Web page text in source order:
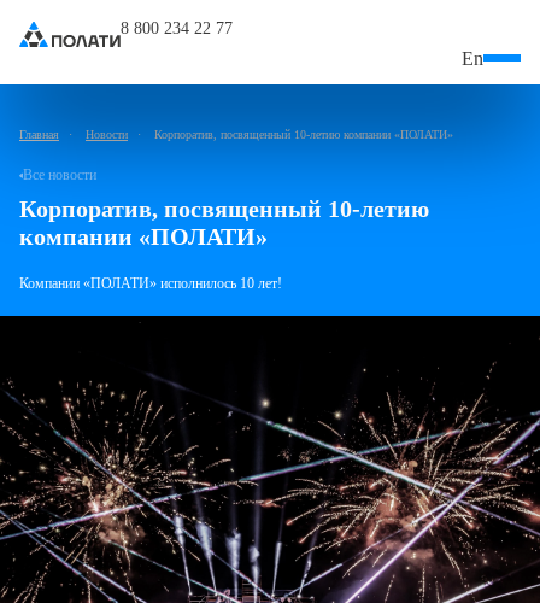
8 800 234 22 77
En
Главная Новости Корпоратив, посвященный 10-летию компании «ПОЛАТИ»
Все новости
Корпоратив, посвященный 10-летию
компании «ПОЛАТИ»
Компании «ПОЛАТИ» исполнилось 10 лет!